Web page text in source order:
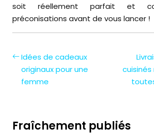
soit réellement parfait et
préconisations avant de vous lancer !
Idées de cadeaux
originaux pour une
femme
Fraîchement publiés